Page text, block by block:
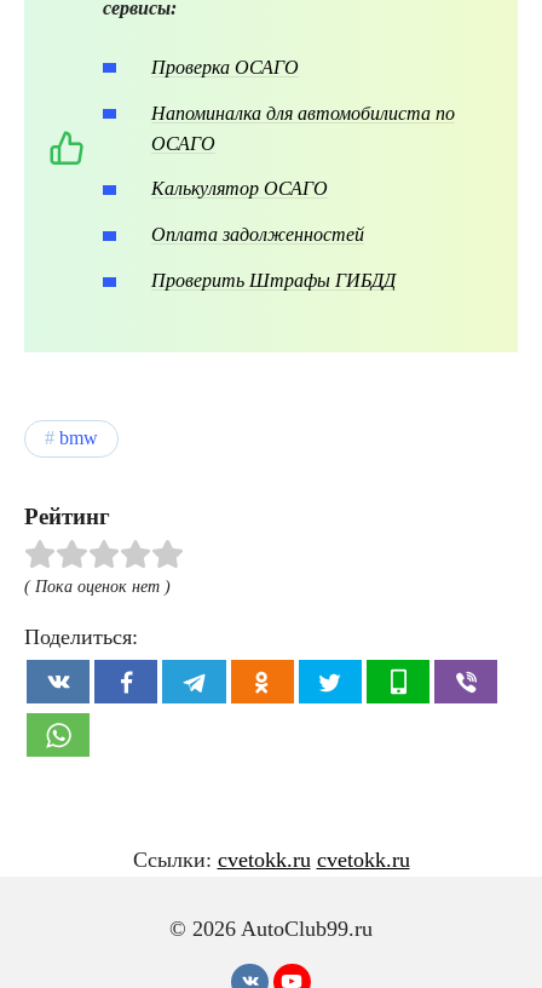
сервисы:
Проверка ОСАГО
Напоминалка для автомобилиста по
ОСАГО
Калькулятор ОСАГО
Оплата задолженностей
Проверить Штрафы ГИБДД
bmw
Рейтинг
( Пока оценок нет )
Поделиться:
© 2026 AutoClub99.ru
Ссылки: cvetokk.ru cvetokk.ru